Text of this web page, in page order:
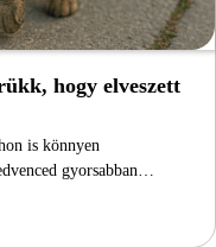
hogy elveszett
is könnyen
gyorsabban…